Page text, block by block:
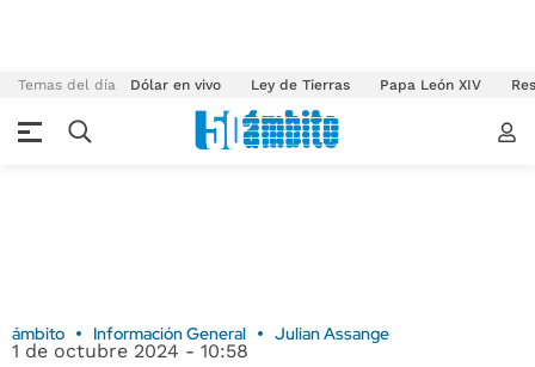
Temas del día Dólar en vivo Ley de Tierras Papa León XIV
ámbito Información General Julian Assange
1 de octubre 2024 - 10:58